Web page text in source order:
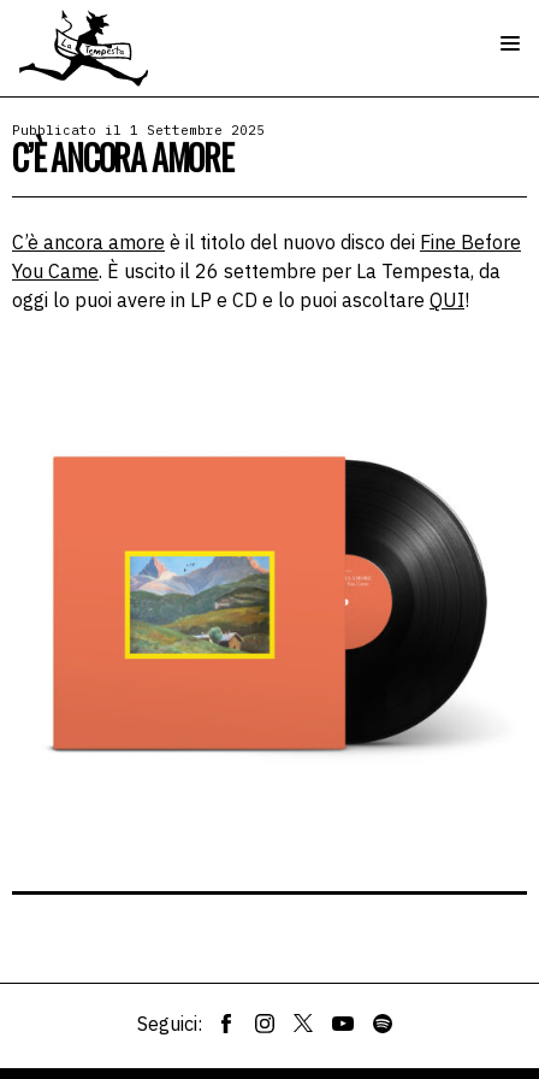
Pubblicato il 1 Settembre 2025
C’È ANCORA AMORE
C’è ancora amore è il titolo del nuovo disco dei Fine Before
You Came. È uscito il 26 settembre per La Tempesta, da
oggi lo puoi avere in LP e CD e lo puoi ascoltare QUI!
Seguici: